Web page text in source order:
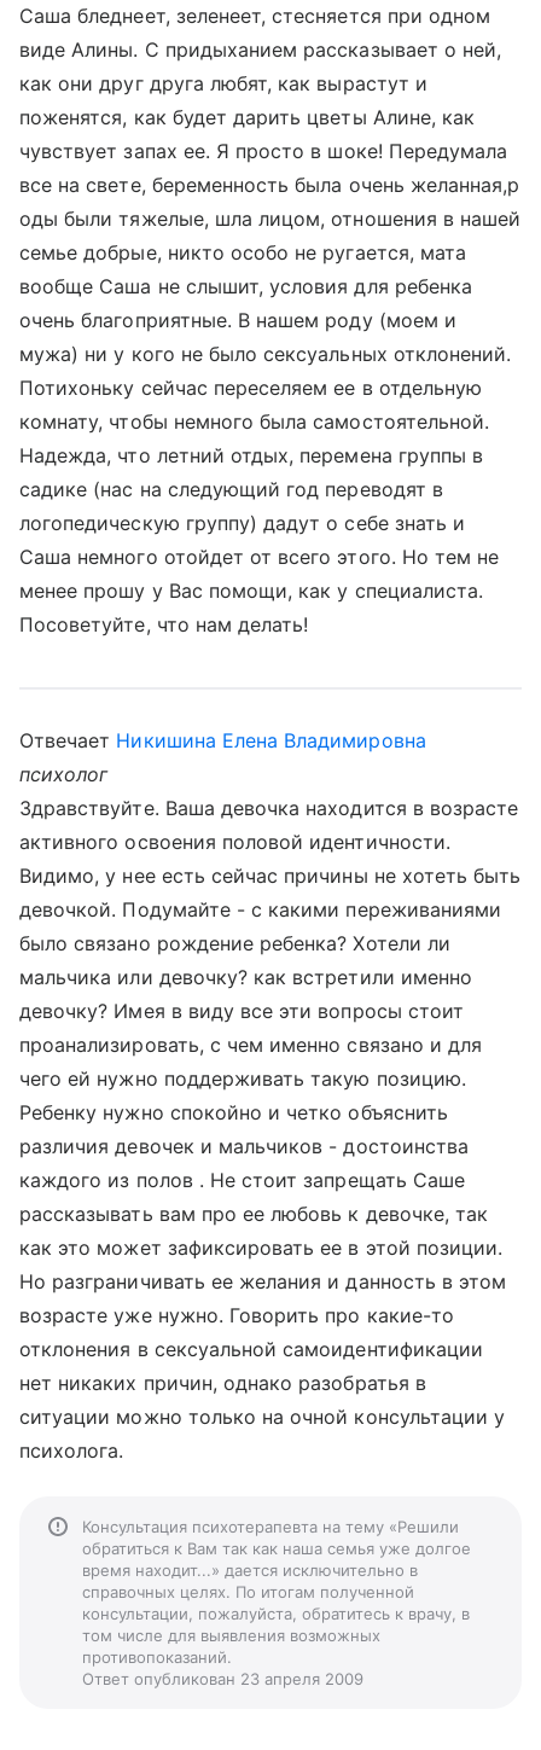
Саша бледнеет, зеленеет, стесняется при одном
виде Алины. С придыханием рассказывает о ней,
как они друг друга любят, как вырастут и
поженятся, как будет дарить цветы Алине, как
чувствует запах ее. Я просто в шоке! Передумала
все на свете, беременность была очень желанная,р
оды были тяжелые, шла лицом, отношения в нашей
семье добрые, никто особо не ругается, мата
вообще Саша не слышит, условия для ребенка
очень благоприятные. В нашем роду (моем и
мужа) ни у кого не было сексуальных отклонений.
Потихоньку сейчас переселяем ее в отдельную
комнату, чтобы немного была самостоятельной.
Надежда, что летний отдых, перемена группы в
садике (нас на следующий год переводят в
логопедическую группу) дадут о себе знать и
Саша немного отойдет от всего этого. Но тем не
менее прошу у Вас помощи, как у специалиста.
Посоветуйте, что нам делать!
Отвечает Никишина Елена Владимировна
психолог
Здравствуйте. Ваша девочка находится в возрасте
активного освоения половой идентичности.
Видимо, у нее есть сейчас причины не хотеть быть
девочкой. Подумайте - с какими переживаниями
было связано рождение ребенка? Хотели ли
мальчика или девочку? как встретили именно
девочку? Имея в виду все эти вопросы стоит
проанализировать, с чем именно связано и для
чего ей нужно поддерживать такую позицию.
Ребенку нужно спокойно и четко объяснить
различия девочек и мальчиков - достоинства
каждого из полов . Не стоит запрещать Саше
рассказывать вам про ее любовь к девочке, так
как это может зафиксировать ее в этой позиции.
Но разграничивать ее желания и данность в этом
возрасте уже нужно. Говорить про какие-то
отклонения в сексуальной самоидентификации
нет никаких причин, однако разобратья в
ситуации можно только на очной консультации у
психолога.
Консультация психотерапевта на тему «Решили
обратиться к Вам так как наша семья уже долгое
время находит...» дается исключительно в
справочных целях. По итогам полученной
консультации, пожалуйста, обратитесь к врачу, в
том числе для выявления возможных
противопоказаний.
Ответ опубликован 23 апреля 2009